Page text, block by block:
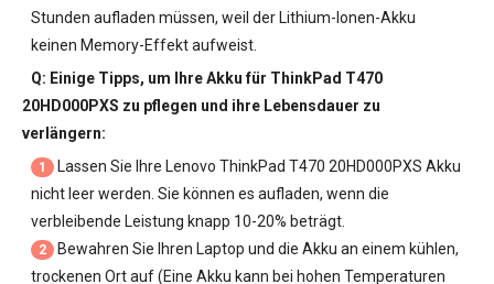
Stunden aufladen müssen, weil der Lithium-Ionen-Akku
keinen Memory-Effekt aufweist.
Q: Einige Tipps, um IhreAkku für ThinkPad T470
20HD000PXS zu pflegen und ihre Lebensdauer zu
verlängern:
1 Lassen Sie Ihre Lenovo ThinkPad T470 20HD000PXS Akku
nicht leer werden. Sie können es aufladen, wenn die
verbleibende Leistung knapp 10-20% beträgt.
2
Bewahren Sie Ihren Laptop und die Akku an einem kühlen,
trockenen Ort auf (Eine Akku kann bei hohen Temperaturen